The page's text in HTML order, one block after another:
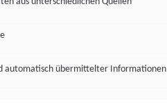
automatisch übermittelter Informationen